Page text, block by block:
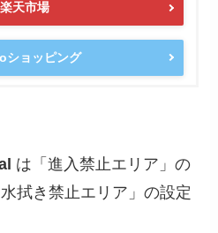
楽天市場
ショッピング
は「進入禁止エリア」の
拭き禁止エリア」の設定